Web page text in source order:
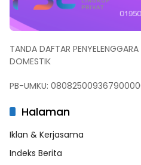
TANDA DAFTAR
DOMESTIK
PB-UMKU:
Halaman
Iklan & Kerjasama
Indeks Berita